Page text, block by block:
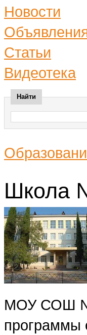
Новости
Статьи
Видеотека
Найти
Школа
МОУ СОШ №7
программы